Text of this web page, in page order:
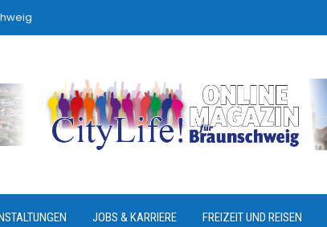
JOBS & KARRIERE FREIZEIT UND REISEN